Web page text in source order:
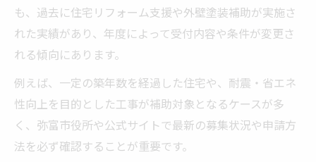
も、過去に住宅リフォーム支援や外壁塗装補助が実施さ
れた実績があり、年度によって受付内容や条件が変更さ
れる傾向にあります。
例えば、一定の築年数を経過した住宅や、耐震・省エネ
性向上を目的とした工事が補助対象となるケースが多
く、弥富市役所や公式サイトで最新の募集状況や申請方
法を必ず確認することが重要です。